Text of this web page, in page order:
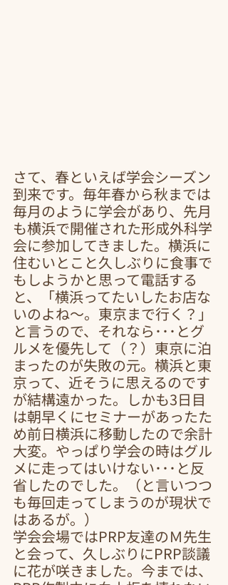
さて、春といえば学会シーズン
到来です。毎年春から秋までは
毎月のように学会があり、先月
も横浜で開催された形成外科学
会に参加してきました。横浜に
住むいとこと久しぶりに食事で
もしようかと思って電話する
と、「横浜ってたいしたお店な
いのよね～。東京まで行く？」
と言うので、それなら･･･とグ
ルメを優先して（？）東京に泊
まったのが失敗の元。横浜と東
京って、近そうに思えるのです
が結構遠かった。しかも3日目
は朝早くにセミナーがあったた
め前日横浜に移動したので余計
大変。やっぱり学会の時はグル
メに走ってはいけない･･･と反
省したのでした。（と言いつつ
も毎回走ってしまうのが現状で
はあるが。）
学会会場ではPRP友達のＭ先生
と会って、久しぶりにPRP談議
に花が咲きました。今までは、